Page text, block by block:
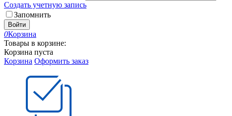
Создать учетную запись
Запомнить
Войти
0Корзина
Товары в корзине:
Корзина пуста
Корзина Оформить заказ